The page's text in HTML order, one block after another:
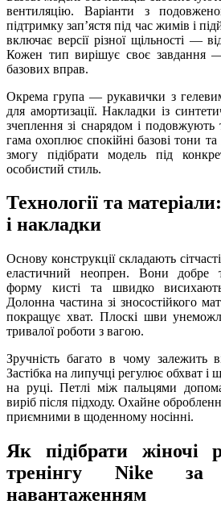
вентиляцію. Варіанти з
підтримку запʼястя під час жимів і
включає версії різної щільності —
Кожен тип вирішує своє завдання
базових вправ.
Окрема група — рукавички з
для амортизації. Накладки із
зчеплення зі снарядом і подовжують
гама охоплює спокійні базові тони
змогу підібрати модель під
особистий стиль.
Технології та
і накладки
Основу конструкції складають
еластичний неопрен. Вони добре
форму кисті та швидко
Долонна частина зі зносостійкого
покращує хват. Плоскі шви
тривалої роботи з вагою.
Зручність багато в чому залежить
Застібка на липучці регулює обхват і
на руці. Петлі між пальцями
виріб після підходу. Охайне
приємними в щоденному носінні.
Як підібрати жіночі
тренінгу Nike за
навантаженням